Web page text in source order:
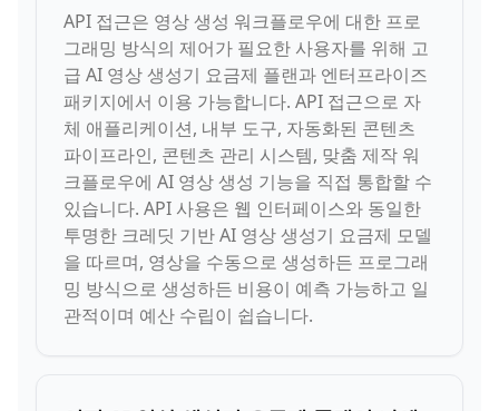
API 접근은 영상 생성 워크플로우에 대한 프로
그래밍 방식의 제어가 필요한 사용자를 위해 고
급 AI 영상 생성기 요금제 플랜과 엔터프라이즈
패키지에서 이용 가능합니다. API 접근으로 자
체 애플리케이션, 내부 도구, 자동화된 콘텐츠
파이프라인, 콘텐츠 관리 시스템, 맞춤 제작 워
크플로우에 AI 영상 생성 기능을 직접 통합할 수
있습니다. API 사용은 웹 인터페이스와 동일한
투명한 크레딧 기반 AI 영상 생성기 요금제 모델
을 따르며, 영상을 수동으로 생성하든 프로그래
밍 방식으로 생성하든 비용이 예측 가능하고 일
관적이며 예산 수립이 쉽습니다.